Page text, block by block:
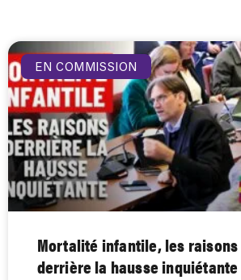
EN COMMISSION
Mortalité infantile, les raisons
derrière la hausse inquiétante